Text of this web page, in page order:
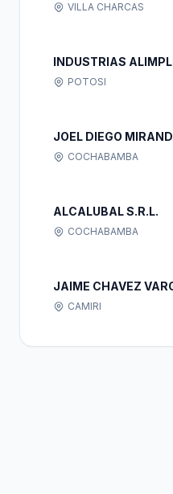
VILLA CHARCAS
INDUSTRIAS
POTOSI
JOEL DIEGO
COCHABAMBA
ALCALUBAL S.R.L.
COCHABAMBA
JAIME CHAVEZ
CAMIRI